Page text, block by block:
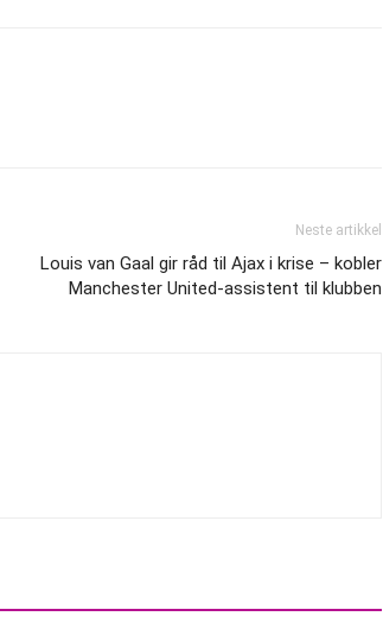
Neste artikkel
Louis van Gaal gir råd til Ajax i krise – kobler
Manchester United-assistent til klubben